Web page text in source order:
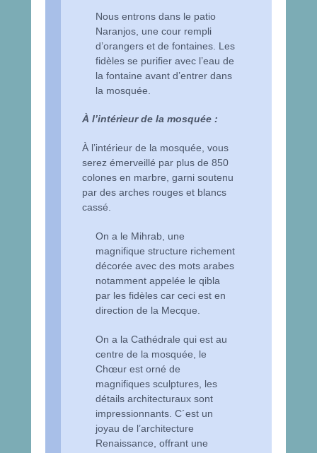
Nous entrons dans le patio
Naranjos, une cour rempli
d’orangers et de fontaines. Les
fidèles se purifier avec l’eau de
la fontaine avant d’entrer dans
la mosquée.
À l’intérieur de la mosquée :
À l’intérieur de la mosquée, vous
serez émerveillé par plus de 850
colones en marbre, garni soutenu
par des arches rouges et blancs
cassé.
On a le Mihrab, une
magnifique structure richement
décorée avec des mots arabes
notamment appelée le qibla
par les fidèles car ceci est en
direction de la Mecque.
On a la Cathédrale qui est au
centre de la mosquée, le
Chœur est orné de
magnifiques sculptures, les
détails architecturaux sont
impressionnants. C´est un
joyau de l’architecture
Renaissance, offrant une